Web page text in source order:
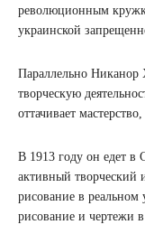
революционным
украинской
Параллельно Никанор
творческую
оттачивает
В 1913 году он едет в
активный творческий
рисование в реальном
рисование и чертежи